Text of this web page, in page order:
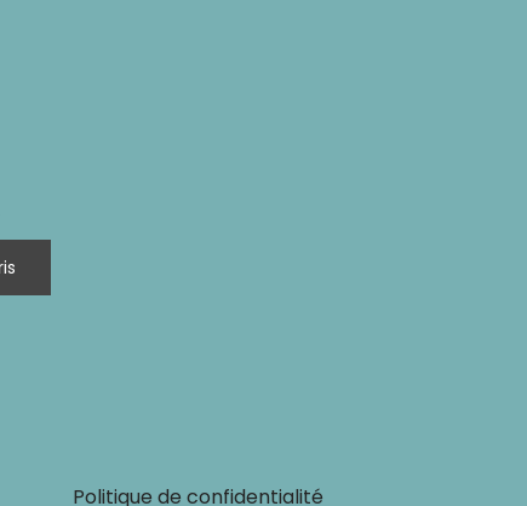
Politique de confidentialité